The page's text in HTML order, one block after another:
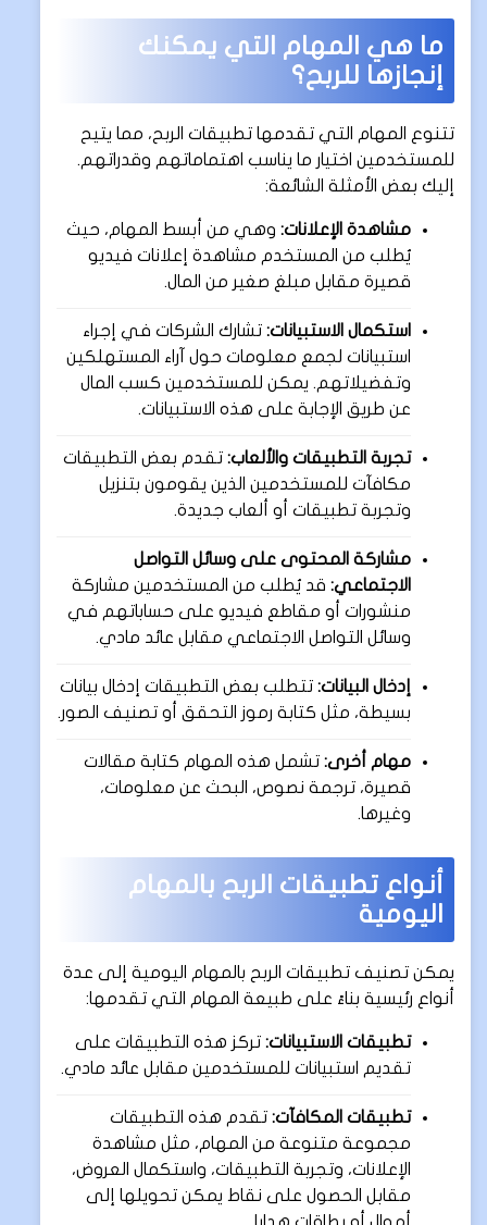
ما هي المهام التي يمكنك
إنجازها للربح؟
تتنوع المهام التي تقدمها تطبيقات الربح، مما يتيح
للمستخدمين اختيار ما يناسب اهتماماتهم وقدراتهم.
إليك بعض الأمثلة الشائعة:
مشاهدة الإعلانات: وهي من أبسط المهام، حيث
يُطلب من المستخدم مشاهدة إعلانات فيديو
قصيرة مقابل مبلغ صغير من المال.
استكمال الاستبيانات: تشارك الشركات في إجراء
استبيانات لجمع معلومات حول آراء المستهلكين
وتفضيلاتهم. يمكن للمستخدمين كسب المال
عن طريق الإجابة على هذه الاستبيانات.
تجربة التطبيقات والألعاب: تقدم بعض التطبيقات
مكافآت للمستخدمين الذين يقومون بتنزيل
وتجربة تطبيقات أو ألعاب جديدة.
مشاركة المحتوى على وسائل التواصل
الاجتماعي: قد يُطلب من المستخدمين مشاركة
منشورات أو مقاطع فيديو على حساباتهم في
وسائل التواصل الاجتماعي مقابل عائد مادي.
إدخال البيانات: تتطلب بعض التطبيقات إدخال بيانات
بسيطة، مثل كتابة رموز التحقق أو تصنيف الصور.
مهام أخرى: تشمل هذه المهام كتابة مقالات
قصيرة، ترجمة نصوص، البحث عن معلومات،
وغيرها.
أنواع تطبيقات الربح بالمهام
اليومية
يمكن تصنيف تطبيقات الربح بالمهام اليومية إلى عدة
أنواع رئيسية بناءً على طبيعة المهام التي تقدمها:
تطبيقات الاستبيانات: تركز هذه التطبيقات على
تقديم استبيانات للمستخدمين مقابل عائد مادي.
تطبيقات المكافآت: تقدم هذه التطبيقات
مجموعة متنوعة من المهام، مثل مشاهدة
الإعلانات، وتجربة التطبيقات، واستكمال العروض،
مقابل الحصول على نقاط يمكن تحويلها إلى
أموال أو بطاقات هدايا.